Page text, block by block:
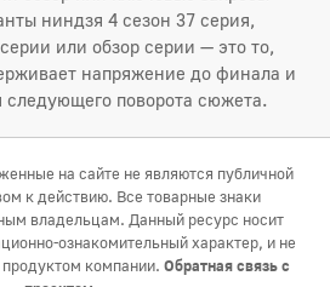
ниндзя 4 сезон 37 серия,
или обзор серии — это то,
напряжение до финала и
следующего поворота сюжета.
на сайте не являются публичной
к действию. Все товарные знаки
владельцам. Данный ресурс носит
ознакомительный характер, и не
компании. Обратная связь с